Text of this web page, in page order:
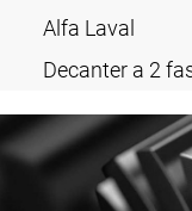
Alfa Laval
Decanter a 2